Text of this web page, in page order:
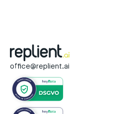
office@replient.ai